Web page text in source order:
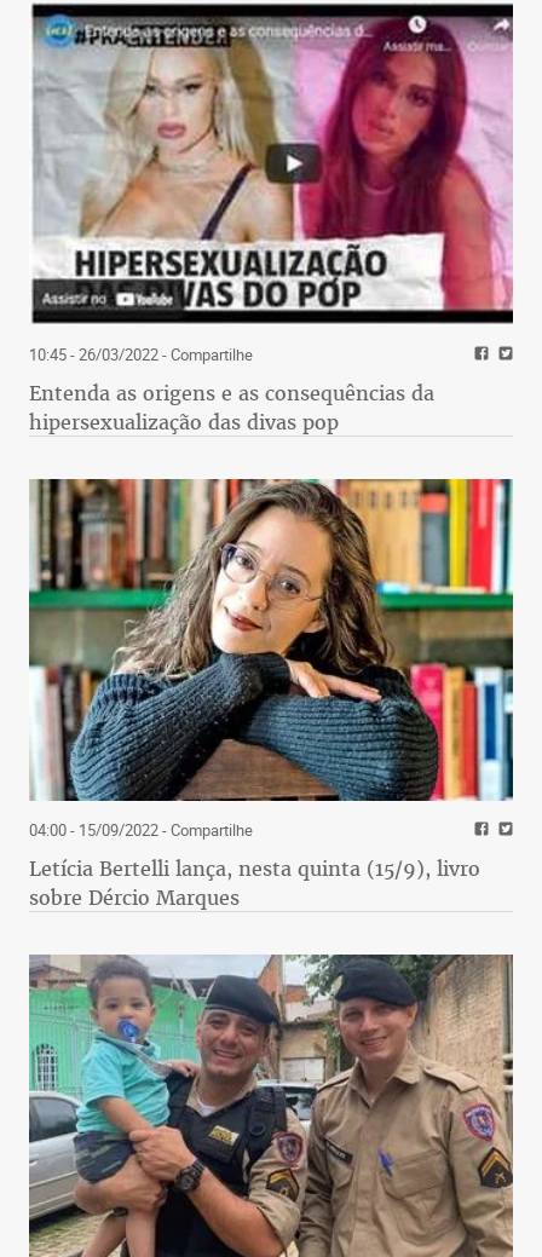
10:45 - 26/03/2022- Compartilhe
Entenda as origens e as consequências da
hipersexualização das divas pop
04:00 - 15/09/2022- Compartilhe
Letícia Bertelli lança, nesta quinta (15/9), livro
sobre Dércio Marques